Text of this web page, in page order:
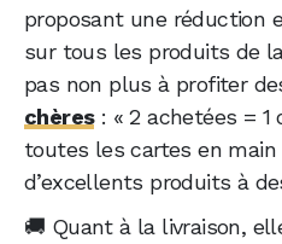
proposant une réduction
sur tous les produits de
pas non plus à profiter
chères: « 2 achetées = 1
toutes les cartes en main
d’excellents produits à
🚚 Quant à la livraison,